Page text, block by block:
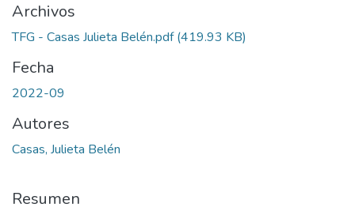
Archivos
TFG - Casas Julieta Belén.pdf(419.93 KB)
Fecha
2022-09
Autores
Casas, Julieta Belén
Resumen